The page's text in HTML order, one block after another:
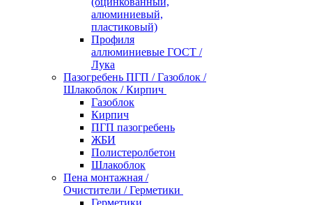
алюминиевый,
пластиковый)
Профиля
аллюминиевые ГОСТ /
Лука
Пазогребень ПГП / Газоблок /
Шлакоблок / Кирпич
Газоблок
Кирпич
ПГП пазогребень
ЖБИ
Полистеролбетон
Шлакоблок
Пена монтажная /
Очистители / Герметики
Герметики